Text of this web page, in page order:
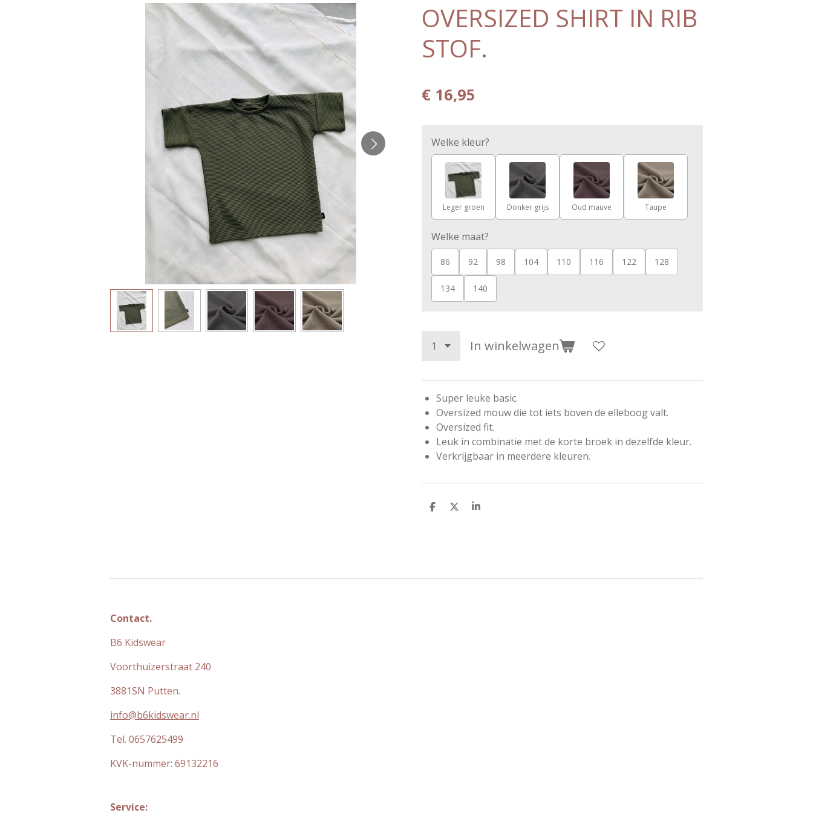
OVERSIZED SHIRT IN RIB
STOF.
€ 16,95
Welke kleur?
Leger groen Donker grijs Oud mauve Taupe
Welke maat?
86 92 98 104 110 116 122 128
134 140
In winkelwagen
Super leuke basic.
Oversized mouw die tot iets boven de elleboog valt.
Oversized fit.
Leuk in combinatie met de korte broek in dezelfde kleur.
Verkrijgbaar in meerdere kleuren.
D
D
S
Contact.
B6 Kidswear
Voorthuizerstraat 240
3881SN Putten.
info@b6kidswear.nl
Tel. 0657625499
KVK-nummer: 69132216
Service: